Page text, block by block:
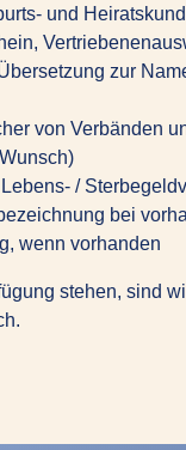
und
zur
von Verbänden
/
bei
wenn vorhanden
stehen, sind